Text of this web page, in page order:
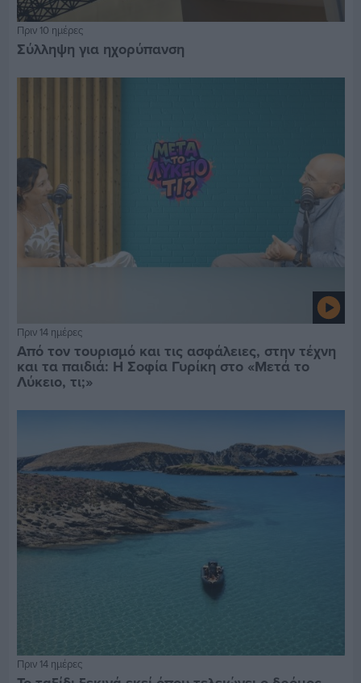
Πριν 10 ημέρες
Σύλληψη για ηχορύπανση
Πριν 14 ημέρες
Από τον τουρισμό και τις ασφάλειες, στην τέχνη
και τα παιδιά: Η Σοφία Γυρίκη στο «Μετά το
Λύκειο, τι;»
Πριν 14 ημέρες